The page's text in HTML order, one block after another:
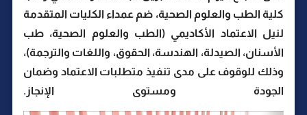
كلية الطب والعلوم الصحية، ضم عمداء الكليات المتقدمة
لنيل الاعتماد الأكاديمي (الطب والعلوم الصحية، طب
الأسنان، الصيدلة، الهندسة، الحقوق، واللغات والترجمة)،
وذلك للوقوف على مدى تنفيذ متطلبات الاعتماد وضمان
الجودة ومستوى الإنجاز.